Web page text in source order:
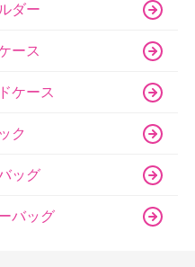
ダー
ース
ケース
ク
ッグ
バッグ